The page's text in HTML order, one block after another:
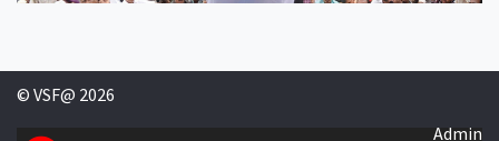
© VSF@ 2026
Admin